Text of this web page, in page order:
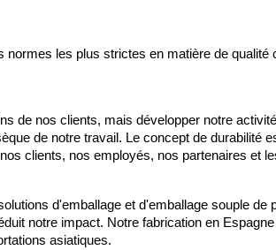
normes les plus strictes en matière de
de nos clients, mais développer notre
de notre travail. Le concept de
clients, nos employés, nos partenaires et
d'emballage et d'emballage souple
notre impact. Notre fabrication en
asiatiques.